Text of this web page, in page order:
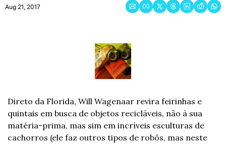
Aug 21, 2017
Direto da Florida, Will Wagenaar revira feirinhas e
quintais em busca de objetos recicláveis, não à sua
matéria-prima, mas sim em incríveis esculturas de
cachorros (ele faz outros tipos de robôs, mas neste